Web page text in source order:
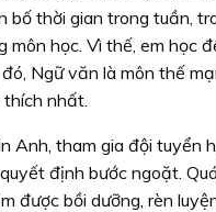
bố thời gian trong tuần,
môn học. Vì thế, em học
Ngữ văn là môn thế
thích nhất.
Anh, tham gia đội tuyển
định bước ngoặt.
được bồi dưỡng, rèn